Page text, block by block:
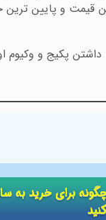
پکیج و وکیوم
برای خرید به